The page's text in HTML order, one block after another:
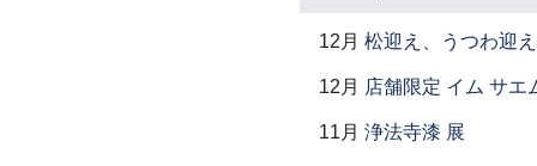
12月 松迎え、うつわ迎
12月 店舗限定 イム サ
11月 浄法寺漆 展